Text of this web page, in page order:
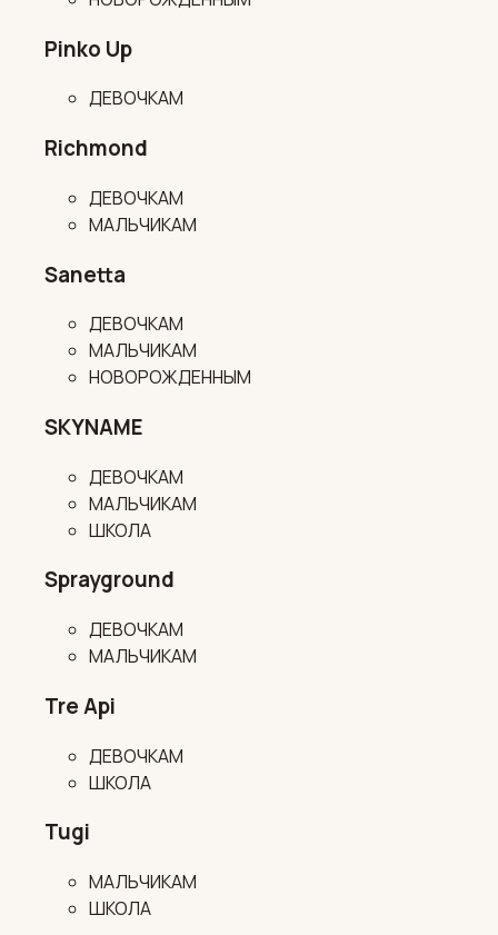
Pinko Up
ДЕВОЧКАМ
Richmond
ДЕВОЧКАМ
МАЛЬЧИКАМ
Sanetta
ДЕВОЧКАМ
МАЛЬЧИКАМ
НОВОРОЖДЕННЫМ
SKYNAME
ДЕВОЧКАМ
МАЛЬЧИКАМ
ШКОЛА
Sprayground
ДЕВОЧКАМ
МАЛЬЧИКАМ
Tre Api
ДЕВОЧКАМ
ШКОЛА
Tugi
МАЛЬЧИКАМ
ШКОЛА